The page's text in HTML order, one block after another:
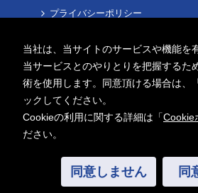
当社は、当サイトのサービスや機能を
当サービスとのやりとりを把握するた
術を使用します。同意頂ける場合は、
ックしてください。
Cookieの利用に関する詳細は「Cookie
ださい。
同意しません 同
プライバシーポリシー
Copyright ©2026 AITECH